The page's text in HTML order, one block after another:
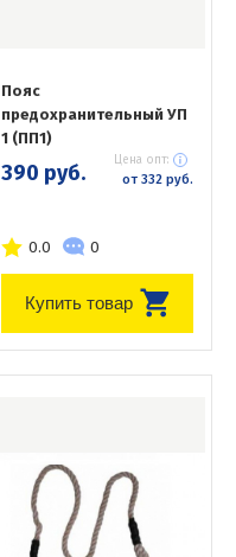
Пояс
предохранительный УП
1 (ПП1)
390 руб. Цена опт:
от 332 руб.
0.0 0
Купить товар